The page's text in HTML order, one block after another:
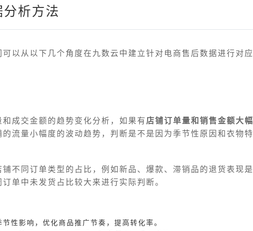
析方法
以从以下几个角度在九数云中建立针对电商售后数据进行对应
成交金额的趋势变化分析，如果有店铺订单量和销售金额大幅
的流量小幅度的波动趋势，判断是不是因为季节性原因和衣物特
不同订单类型的占比，例如新品、爆款、滞销品的退货表现是
单中未发货占比较大来进行实际判断。
节性影响，优化商品推广节奏，提高转化率。